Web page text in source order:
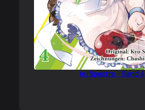
In/Spectre – Band 4